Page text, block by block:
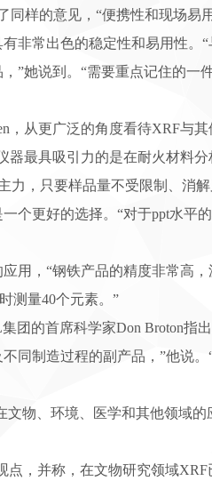
样的意见，“便携性和现场易
非常出色的稳定性和易用性。
”她说到。“需要重点记住的一
从更广泛的角度看待XRF与
最具吸引力的是在耐火材料分
力，只要样品量不受限制、消
个更好的选择。“对于ppt水平
，“钢铁产品的精度非常高，
测量40个元素。”
的首席科学家Don Broton指
同制造过程的副产品，”他说。
物、环境、医学和其他领域的
，并称，在文物研究领域XRF